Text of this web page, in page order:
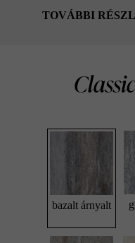
TOVÁBBI
bazalt árnyalt